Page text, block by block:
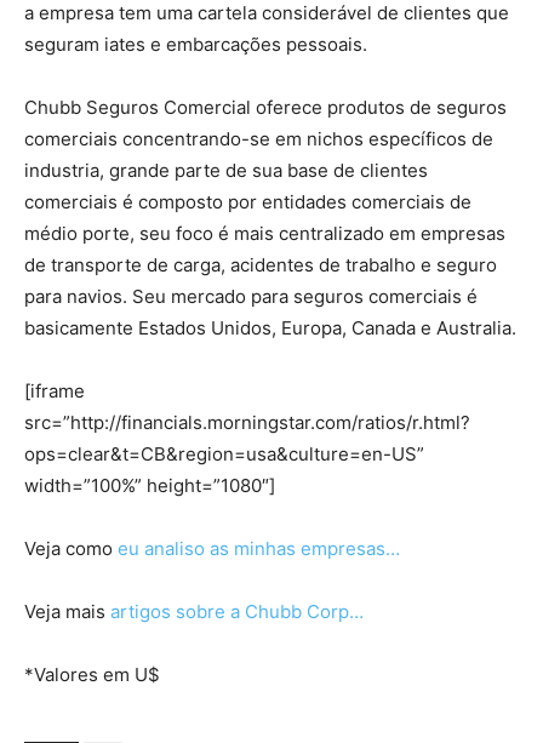
a empresa tem uma cartela considerável de clientes que
seguram iates e embarcações pessoais.
Chubb Seguros Comercial oferece produtos de seguros
comerciais concentrando-se em nichos específicos de
industria, grande parte de sua base de clientes
comerciais é composto por entidades comerciais de
médio porte, seu foco é mais centralizado em empresas
de transporte de carga, acidentes de trabalho e seguro
para navios. Seu mercado para seguros comerciais é
basicamente Estados Unidos, Europa, Canada e Australia.
[iframe
src=”http://financials.morningstar.com/ratios/r.html?
ops=clear&t=CB&region=usa&culture=en-US”
width=”100%” height=”1080″]
Veja como eu analiso as minhas empresas…
Veja mais artigos sobre a Chubb Corp…
*Valores em U$